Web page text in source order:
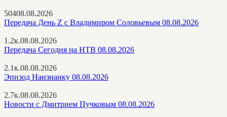
50408.08.2026
Передача День Z с Владимиром Соловьевым 08.08.2026
1.2к.08.08.2026
Передача Сегодня на НТВ 08.08.2026
2.1к.08.08.2026
Эпизод Наизнанку 08.08.2026
2.7к.08.08.2026
Новости с Дмитрием Пучковым 08.08.2026